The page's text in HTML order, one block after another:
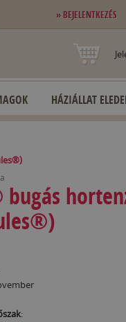
» BEJELENTKEZÉS
HÁZIÁLLAT
: